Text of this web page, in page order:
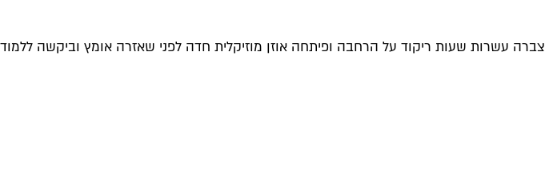
עשרות שעות ריקוד על הרחבה ופיתחה אוזן מוזיקלית חדה לפני שאזרה אומץ וביקשה ללמוד